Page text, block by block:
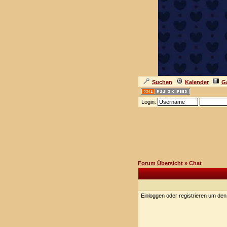
Suchen Kalender
Login:
Forum Übersicht » Chat
Einloggen oder registrieren um